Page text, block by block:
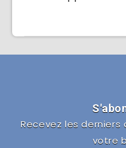
Recevez les
votre